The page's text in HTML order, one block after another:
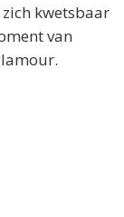
kwetsbaar
van